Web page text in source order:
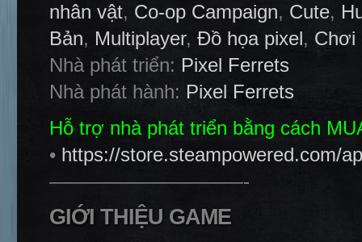
nhân vật, Co-op Campaign, Cute,
Bản, Multiplayer, Đồ họa pixel, Chơi
Nhà phát triển: Pixel Ferrets
Nhà phát hành: Pixel Ferrets
Hỗ trợ nhà phát triển bằng cách
• https://store.steampowered.com/
——————————-
GIỚI THIỆU GAME